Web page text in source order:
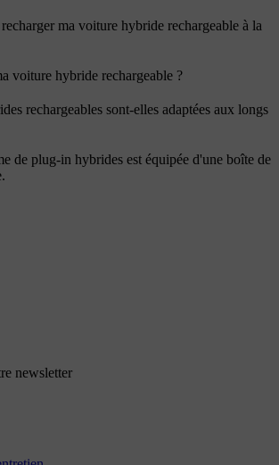
ma voiture hybride rechargeable à la
voiture hybride rechargeable ?
rechargeables sont-elles adaptées aux longs
de plug-in hybrides est équipée d'une boîte de